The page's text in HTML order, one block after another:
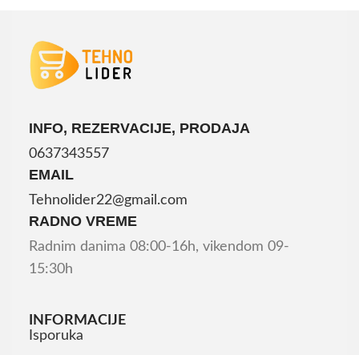
INFO, REZERVACIJE, PRODAJA
0637343557
EMAIL
Tehnolider22@gmail.com
RADNO VREME
Radnim danima 08:00-16h, vikendom 09-
15:30h
INFORMACIJE
Isporuka